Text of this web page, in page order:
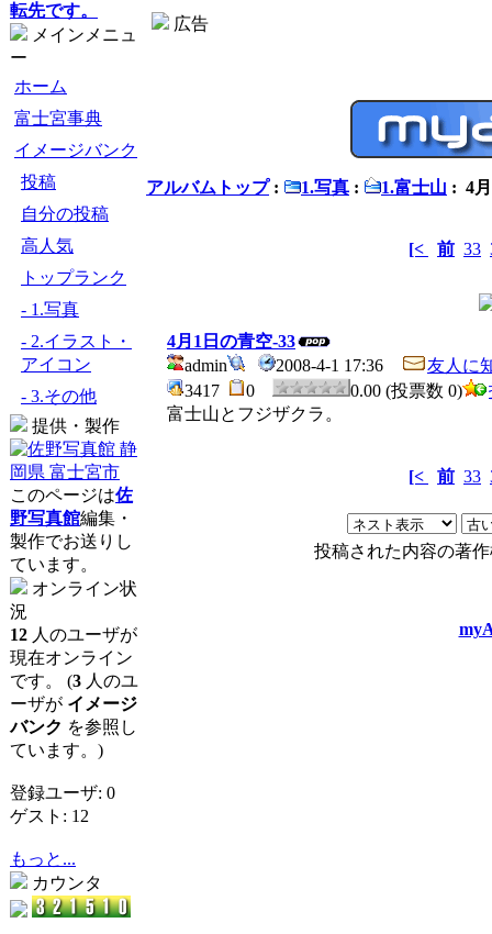
転先です。
メインメニュ
ー
ホーム
富士宮事典
イメージバンク
投稿
自分の投稿
高人気
トップランク
- 1.写真
- 2.イラスト・
アイコン
- 3.その他
提供・製作
このページは佐
野写真館編集・
製作でお送りし
ています。
オンライン状
況
12 人のユーザが
現在オンライン
です。 (3 人のユ
ーザが イメージ
バンク を参照し
ています。)
登録ユーザ: 0
ゲスト: 12
もっと...
カウンタ
広告
アルバムトップ: 1.写真 : 1.富士山 : 4
[< 前 33
4月1日の青空-33
admin
2008-4-1 17:36
友人に
3417
0 0.00 (投票数 0)
富士山とフジザクラ。
[< 前 33
投稿された内容の著